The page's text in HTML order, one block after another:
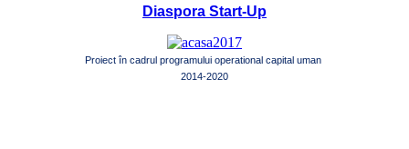
Diaspora Start-Up
Proiect în cadrul programului operational capital uman
2014-2020